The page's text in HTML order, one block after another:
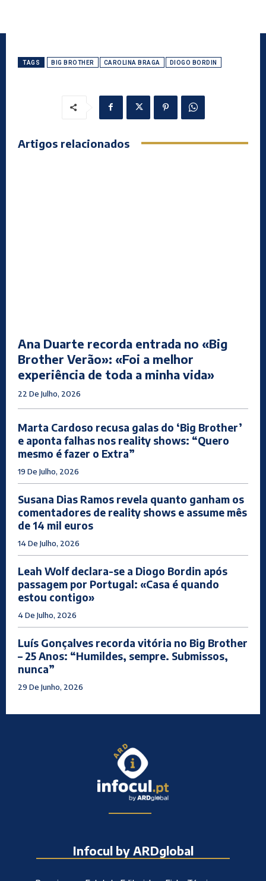
TAGS BIG BROTHER CAROLINA BRAGA DIOGO BORDIN
Artigos relacionados
Ana Duarte recorda entrada no «Big
Brother Verão»: «Foi a melhor
experiência de toda a minha vida»
22 De Julho, 2026
Marta Cardoso recusa galas do ‘Big Brother’
e aponta falhas nos reality shows: “Quero
mesmo é fazer o Extra”
19 De Julho, 2026
Susana Dias Ramos revela quanto ganham os
comentadores de reality shows e assume mês
de 14 mil euros
14 De Julho, 2026
Leah Wolf declara-se a Diogo Bordin após
passagem por Portugal: «Casa é quando
estou contigo»
4 De Julho, 2026
Luís Gonçalves recorda vitória no Big Brother
– 25 Anos: “Humildes, sempre. Submissos,
nunca”
29 De Junho, 2026
Infocul by ARDglobal